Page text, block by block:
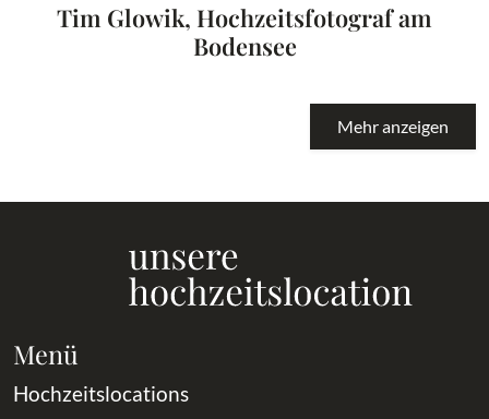
Tim Glowik, Hochzeitsfotograf am
Bodensee
Mehr anzeigen
Menü
Hochzeitslocations